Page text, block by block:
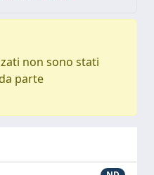
non sono stati
parte